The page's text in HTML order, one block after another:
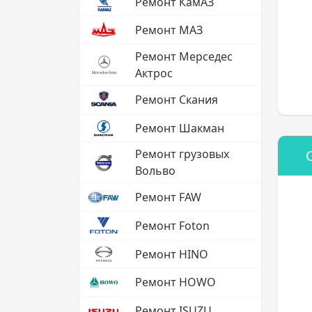
Ремонт МАЗ
Ремонт Мерседес
Актрос
Ремонт Скания
Ремонт Шакман
Ремонт грузовых
Вольво
Ремонт FAW
Ремонт Foton
Ремонт HINO
Ремонт HOWO